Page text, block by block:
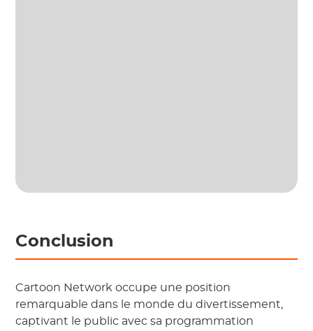
Conclusion
Cartoon Network occupe une position
remarquable dans le monde du divertissement,
captivant le public avec sa programmation